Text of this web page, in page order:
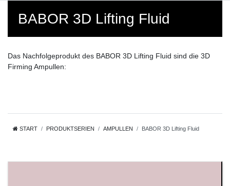
BABOR 3D Lifting Fluid
Das Nachfolgeprodukt des BABOR 3D Lifting Fluid sind die 3D
Firming Ampullen:
START PRODUKTSERIEN AMPULLEN BABOR 3D Lifting Fluid